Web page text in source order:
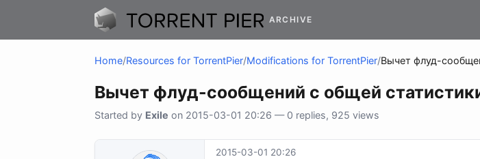
ARCHIVE
Home/Resources for TorrentPier/Modifications for TorrentPier/Вычет флуд-
Вычет флуд-сообщений с общей
Started by Exile on 2015-03-01 20:26 — 0 replies, 925 views
2015-03-01 20:26